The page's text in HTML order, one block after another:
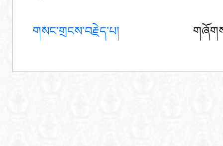
གསང་གྲངས་བརྗེད་པ།